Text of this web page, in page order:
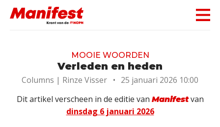
Skip navigation
MOOIE WOORDEN
Verleden en heden
Columns | Rinze Visser • 25 januari 2026 10:00
Dit artikel verscheen in de editie van Manifestvan
dinsdag 6 januari 2026